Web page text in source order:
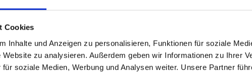
Cookies
Inhalte und Anzeigen zu personalisieren, Funktionen für soziale
zu analysieren. Außerdem geben wir Informationen zu Ihrer
soziale Medien, Werbung und Analysen weiter. Unsere Partner